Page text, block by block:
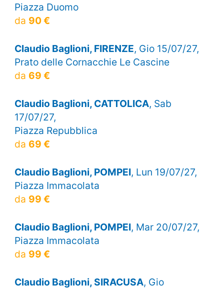
Piazza Duomo
da 90 €
Claudio Baglioni, FIRENZE, Gio 15/07/27,
Prato delle Cornacchie Le Cascine
da 69 €
Claudio Baglioni, CATTOLICA, Sab
17/07/27,
Piazza Repubblica
da 69 €
Claudio Baglioni, POMPEI, Lun 19/07/27,
Piazza Immacolata
da 99 €
Claudio Baglioni, POMPEI, Mar 20/07/27,
Piazza Immacolata
da 99 €
Claudio Baglioni, SIRACUSA, Gio